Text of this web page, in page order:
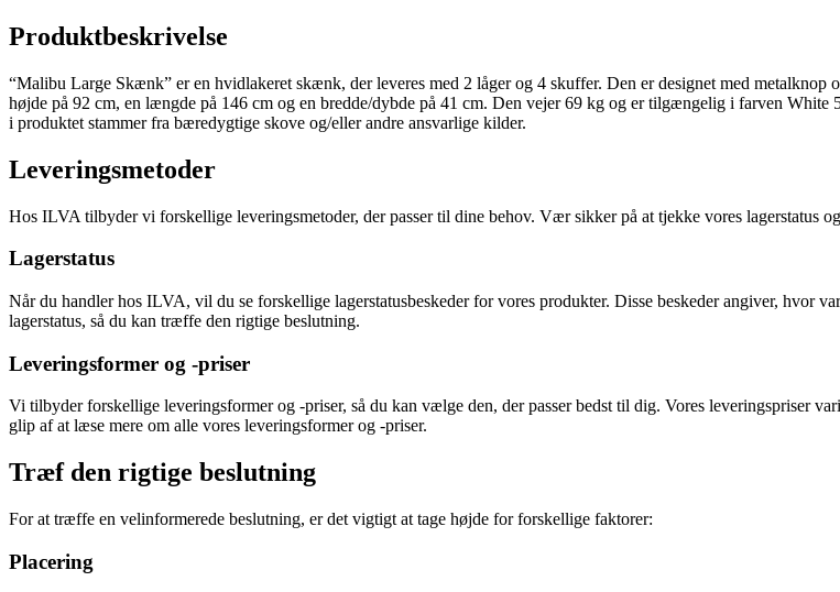
Produktbeskrivelse
“Malibu Large Skænk” er en hvidlakeret skænk, der leveres med 2 låger og 4 skuffer. Den er designet med
højde på 92 cm, en længde på 146 cm og en bredde/dybde på 41 cm. Den vejer 69 kg og er tilgængelig i farven
i produktet stammer fra bæredygtige skove og/eller andre ansvarlige kilder.
Leveringsmetoder
Hos ILVA tilbyder vi forskellige leveringsmetoder, der passer til dine behov. Vær sikker på at tjekke vores lagerstatus
Lagerstatus
Når du handler hos ILVA, vil du se forskellige lagerstatusbeskeder for vores produkter. Disse beskeder angiver, hvor
lagerstatus, så du kan træffe den rigtige beslutning.
Leveringsformer og -priser
Vi tilbyder forskellige leveringsformer og -priser, så du kan vælge den, der passer bedst til dig. Vores leveringspriser
glip af at læse mere om alle vores leveringsformer og -priser.
Træf den rigtige beslutning
For at træffe en velinformerede beslutning, er det vigtigt at tage højde for forskellige faktorer:
Placering